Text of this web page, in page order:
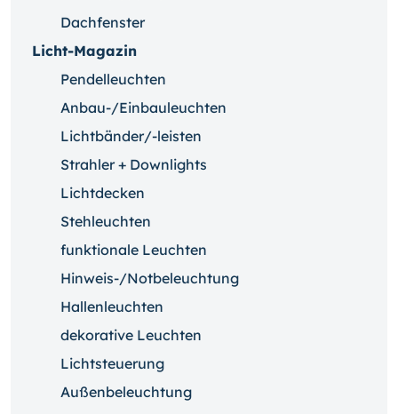
Dachfenster
Licht-Magazin
Pendelleuchten
Anbau-/Einbauleuchten
Lichtbänder/-leisten
Strahler + Downlights
Lichtdecken
Stehleuchten
funktionale Leuchten
Hinweis-/Notbeleuchtung
Hallenleuchten
dekorative Leuchten
Lichtsteuerung
Außenbeleuchtung